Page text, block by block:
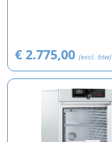
€ 2.775,00 (excl. btw)